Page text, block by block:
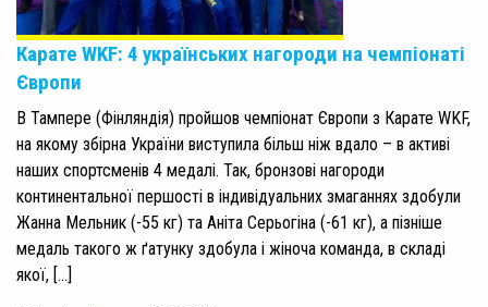
Карате WKF: 4 українських нагороди на чемпіонаті
Європи
В Тампере (Фінляндія) пройшов чемпіонат Європи з Карате WKF,
на якому збірна України виступила більш ніж вдало – в активі
наших спортсменів 4 медалі. Так, бронзові нагороди
континентальної першості в індивідуальних змаганнях здобули
Жанна Мельник (-55 кг) та Аніта Серьогіна (-61 кг), а пізніше
медаль такого ж ґатунку здобула і жіноча команда, в складі
якої, […]